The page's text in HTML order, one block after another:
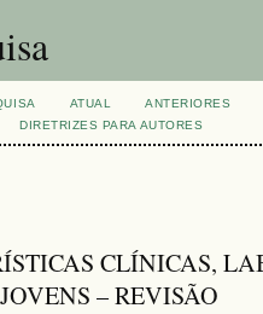
ATUAL ANTERIORES
DIRETRIZES PARA AUTORES
CLÍNICAS,
– REVISÃO